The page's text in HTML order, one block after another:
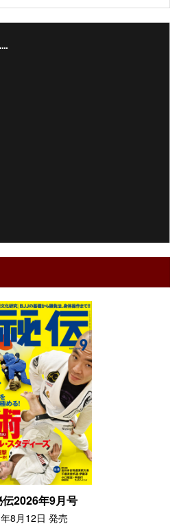
伝2026年9月号
8月12日 発売